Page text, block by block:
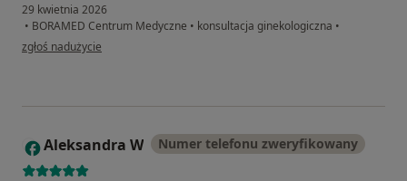
29 kwietnia 2026
• BORAMED Centrum Medyczne • konsultacja ginekologiczna •
w opinii użytkownika Pacjent
zgłoś nadużycie
A Aleksandra W Numer telefonu zweryfikowany